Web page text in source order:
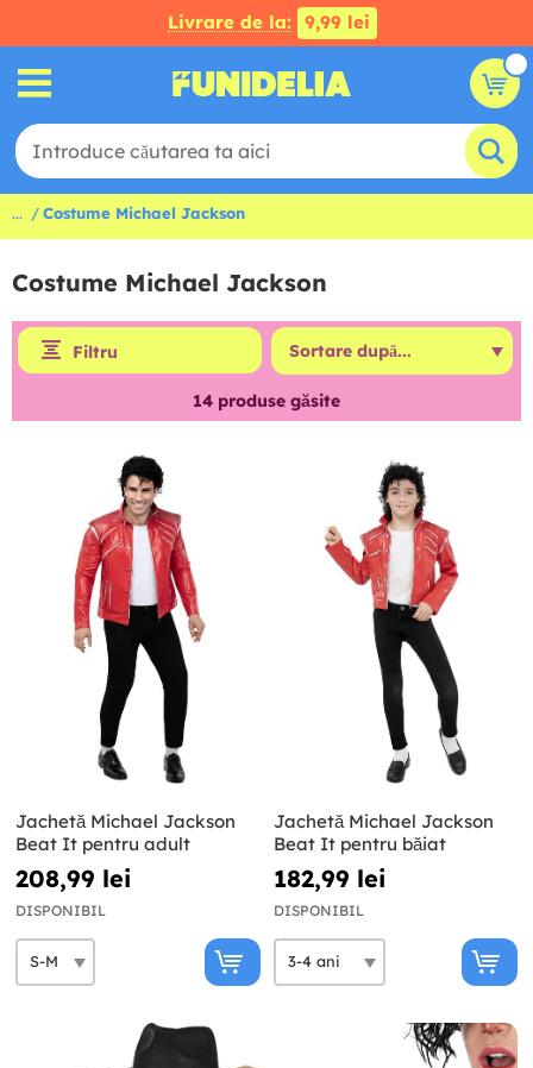
Livrare de la: 9,99 lei
... Costume Michael Jackson
Costume Michael Jackson
Filtru
14 produse găsite
Jachetă Michael Jackson
Beat It pentru adult
208,99 lei
DISPONIBIL
Jachetă Michael Jackson
Beat It pentru băiat
182,99 lei
DISPONIBIL